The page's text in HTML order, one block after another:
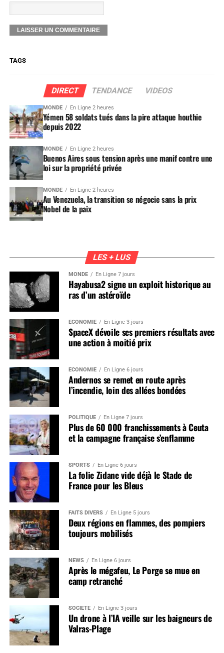
TAGS
DIRECT TENDANCE VIDEOS
MONDE En Ligne 2 heures
Yémen 58 soldats tués dans la pire attaque houthie
depuis 2022
MONDE En Ligne 2 heures
Buenos Aires sous tension après une manif contre une
loi sur la propriété privée
MONDE En Ligne 2 heures
Au Venezuela, la transition se négocie sans la prix
Nobel de la paix
LES + LUS
MONDE En Ligne 7 jours
Hayabusa2 signe un exploit historique au
ras d’un astéroïde
ÉCONOMIE En Ligne 3 jours
SpaceX dévoile ses premiers résultats avec
une action à moitié prix
ÉCONOMIE En Ligne 6 jours
Andernos se remet en route après
l’incendie, loin des allées bondées
POLITIQUE En Ligne 7 jours
Plus de 60 000 franchissements à Ceuta
et la campagne française s’enflamme
SPORTS En Ligne 6 jours
La folie Zidane vide déjà le Stade de
France pour les Bleus
FAITS DIVERS En Ligne 5 jours
Deux régions en flammes, des pompiers
toujours mobilisés
NEWS En Ligne 6 jours
Après le mégafeu, Le Porge se mue en
camp retranché
SOCIÉTÉ En Ligne 3 jours
Un drone à l’IA veille sur les baigneurs de
Valras-Plage